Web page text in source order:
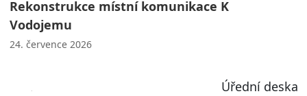
Rekonstrukce místní komunikace K
Vodojemu
24. července 2026
Úřední deska